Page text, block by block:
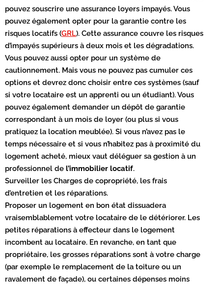
pouvez souscrire une assurance loyers impayés. Vous
pouvez également opter pour la garantie contre les
risques locatifs (GRL). Cette assurance couvre les risques
d’impayés supérieurs à deux mois et les dégradations.
Vous pouvez aussi opter pour un système de
cautionnement. Mais vous ne pouvez pas cumuler ces
options et devrez donc choisir entre ces systèmes (sauf
si votre locataire est un apprenti ou un étudiant). Vous
pouvez également demander un dépôt de garantie
correspondant à un mois de loyer (ou plus si vous
pratiquez la location meublée). Si vous n’avez pas le
temps nécessaire et si vous n’habitez pas à proximité du
logement acheté, mieux vaut déléguer sa gestion à un
professionnel de l’immobilier locatif.
Surveiller les Charges de copropriété, les frais
d’entretien et les réparations.
Proposer un logement en bon état dissuadera
vraisemblablement votre locataire de le détériorer. Les
petites réparations à effecteur dans le logement
incombent au locataire. En revanche, en tant que
propriétaire, les grosses réparations sont à votre charge
(par exemple le remplacement de la toiture ou un
ravalement de façade), ou certaines dépenses moins